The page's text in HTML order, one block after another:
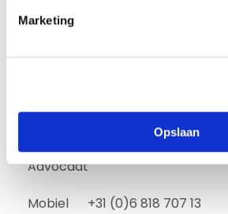
c
Marketing
Opslaan
Boudewijn van Nieuwenhuijzen
Advocaat
Mobiel +31 (0)6 818 707 13